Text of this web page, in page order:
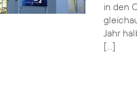
in den
Jahr
[…]